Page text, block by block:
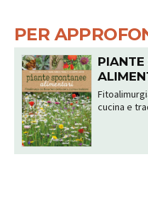
PER
PIANTE
cucina e